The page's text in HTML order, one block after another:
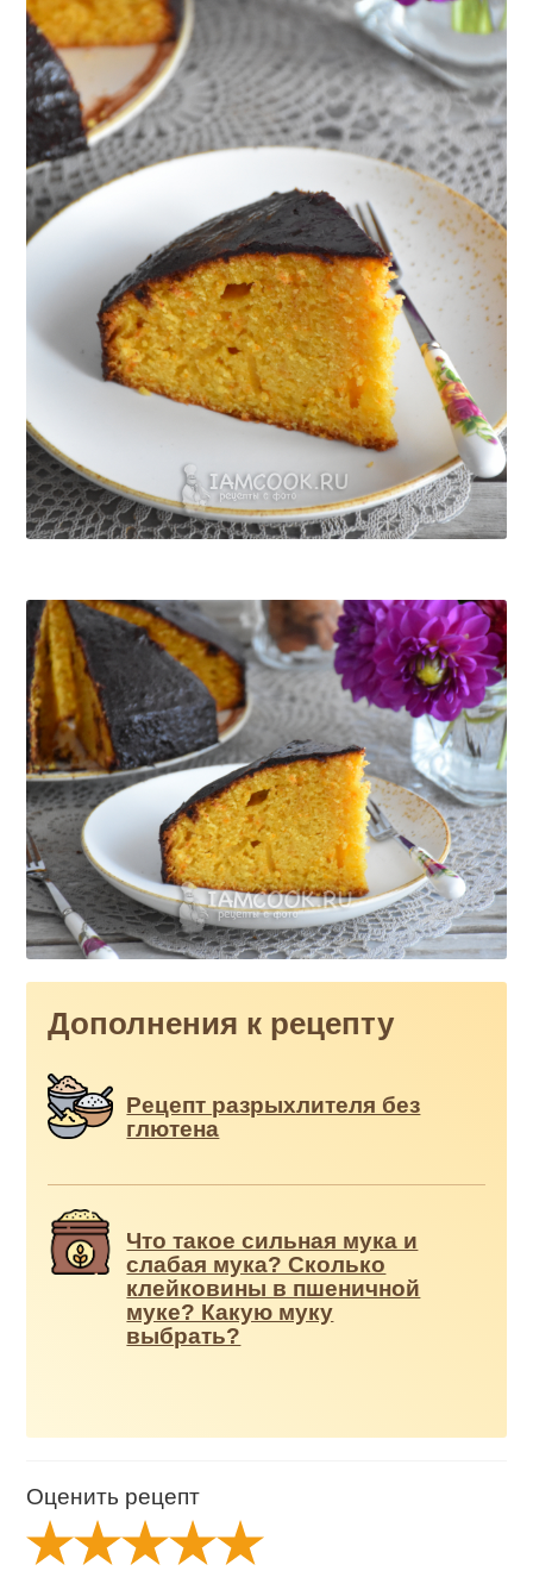
Дополнения к рецепту
Рецепт разрыхлителя без
глютена
Что такое сильная мука и
слабая мука? Сколько
клейковины в пшеничной
муке? Какую муку
выбрать?
Оценить рецепт